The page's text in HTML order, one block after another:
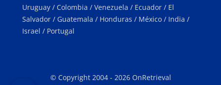
Uruguay / Colombia / Venezuela / Ecuador / El
Salvador / Guatemala / Honduras / México / India /
Israel / Portugal
© Copyright 2004 - 2026 OnRetrieval